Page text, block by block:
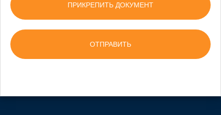
ПРИКРЕПИТЬ ДОКУМЕНТ